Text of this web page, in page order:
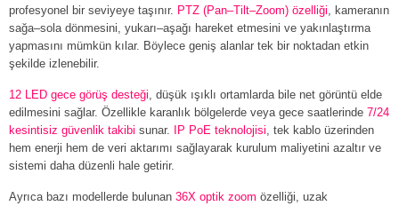
profesyonel bir seviyeye taşınır. PTZ (Pan–Tilt–Zoom) özelliği , kameranın
sağa–sola dönmesini, yukarı–aşağı hareket etmesini ve yakınlaştırma
yapmasını mümkün kılar. Böylece geniş alanlar tek bir noktadan etkin
şekilde izlenebilir.
12 LED gece görüş desteği , düşük ışıklı ortamlarda bile net görüntü elde
edilmesini sağlar. Özellikle karanlık bölgelerde veya gece saatlerinde 7/24
kesintisiz güvenlik takibi sunar. IP PoE teknolojisi , tek kablo üzerinden
hem enerji hem de veri aktarımı sağlayarak kurulum maliyetini azaltır ve
sistemi daha düzenli hale getirir.
Ayrıca bazı modellerde bulunan 36X optik zoom özelliği, uzak